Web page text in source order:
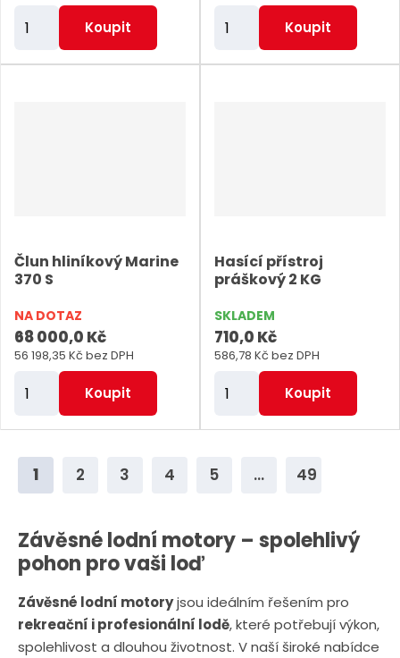
ě
t
Koupit
ě
t
Koupit
Člun hliníkový Marine
370 S
68 000,0 Kč
56 198,35 Kč bez DPH
ě
n
p
o
e
t
Koupit
NA DOTAZ
Hasící přístroj
práškový 2 KG
710,0 Kč
586,78 Kč bez DPH
ě
i
p
e
t
Koupit
SKLADEM
1 2 3 4 5 ... 49
Závěsné lodní motory – spolehlivý
pohon pro vaši loď
Závěsné lodní motoryjsou ideálním řešením pro
rekreační i profesionální lodě, které potřebují výkon,
spolehlivost a dlouhou životnost. V naší široké nabídce